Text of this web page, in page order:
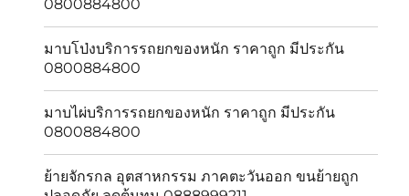
0800884800
มาบโป่งบริการรถยกของหนัก ราคาถูก มีประกัน
0800884800
มาบไผ่บริการรถยกของหนัก ราคาถูก มีประกัน
0800884800
ย้ายจักรกล อุตสาหกรรม ภาคตะวันออก ขนย้ายถูก